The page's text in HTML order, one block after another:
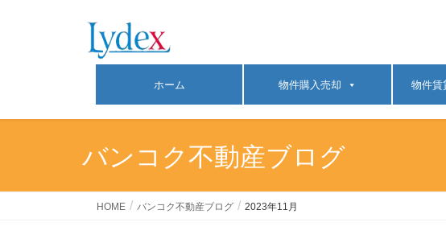
ホーム 物件購入売却 物件賃
バンコク不動産ブログ
HOME バンコク不動産ブログ 2023年11月